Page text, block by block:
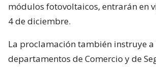
módulos fotovoltaicos, entrarán en
4 de diciembre.
La proclamación también instruye a
departamentos de Comercio y de